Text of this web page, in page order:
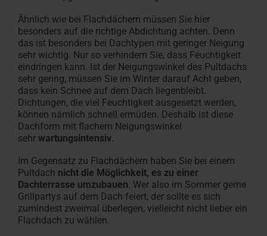
Ähnlich wie bei Flachdächern müssen Sie hier
besonders auf die richtige Abdichtung achten. Denn
das ist besonders bei Dachtypen mit geringer Neigung
sehr wichtig. Nur so verhindern Sie, dass Feuchtigkeit
eindringen kann. Ist der Neigungswinkel des Pultdachs
sehr gering, müssen Sie im Winter darauf Acht geben,
dass kein Schnee auf dem Dach liegenbleibt.
Dichtungen, die viel Feuchtigkeit ausgesetzt werden,
können nämlich schnell ermüden. Deshalb ist diese
Dachform mit flachem Neigungswinkel
sehr wartungsintensiv
Im Gegensatz zu Flachdächern haben Sie bei einem
Pultdach nicht die Möglichkeit, es zu einer
Dachterrasse umzubauen . Wer also im Sommer gerne
Grillpartys auf dem Dach feiert, der sollte es sich
zumindest zweimal überlegen, vielleicht nicht lieber ein
Flachdach zu wählen.